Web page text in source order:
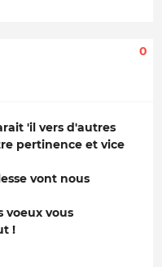
0
'il vers d'autres
pertinence et vice
vont nous
voeux vous
!